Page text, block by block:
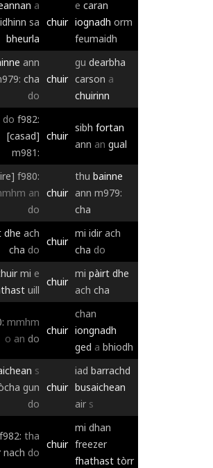
a
sa
bheurla
chuir
e caran
iognadh orm
feumaidh
ann
cha
do
chuir
gu dearbha
carson a
chuirinn
do f982:
[casad]
m981:
chuir
sibh fortan
ann an gual
f980:
an
do
chuir
thu bainne
ann m979:
cha
dhe ach
cha do
chuir
mi idir ach
cha do
mi e
uill
chuir
mi pàirt dhe
ach cha
mmhm
o an do
chuir
chan
iongnadh
ged a bhiodh
s
gun
do
chuir
iad barrachd
busaichean
air s
f982: tha
nach do
chuir
mi dhan
freezer
fhathast tòrr